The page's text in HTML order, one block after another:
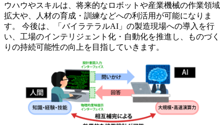
ウハウやスキルは、将来的なロボットや産業機械の作業領域
拡大や、人材の育成・訓練などへの利活用が可能になりま
す。 今後は、「バイラテラルAI」の製造現場への導入を行
い、工場のインテリジェント化・自動化を推進し、ものづく
りの持続可能性の向上を目指していきます。